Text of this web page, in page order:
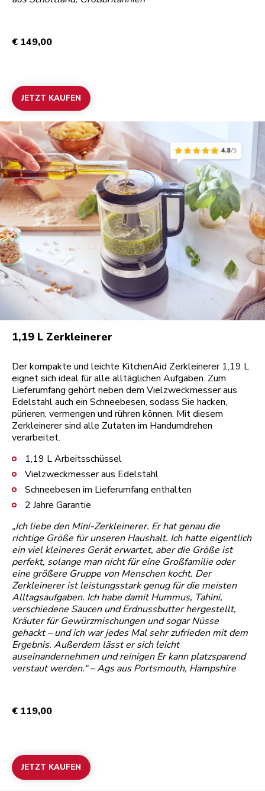
€ 149,00
JETZT KAUFEN
1,19 L Zerkleinerer
Der kompakte und leichte KitchenAid Zerkleinerer 1,19 L
eignet sich ideal für alle alltäglichen Aufgaben. Zum
Lieferumfang gehört neben dem Vielzweckmesser aus
Edelstahl auch ein Schneebesen, sodass Sie hacken,
pürieren, vermengen und rühren können. Mit diesem
Zerkleinerer sind alle Zutaten im Handumdrehen
verarbeitet.
1,19 L Arbeitsschüssel
Vielzweckmesser aus Edelstahl
Schneebesen im Lieferumfang enthalten
2 Jahre Garantie
„Ich liebe den Mini-Zerkleinerer. Er hat genau die
richtige Größe für unseren Haushalt. Ich hatte eigentlich
ein viel kleineres Gerät erwartet, aber die Größe ist
perfekt, solange man nicht für eine Großfamilie oder
eine größere Gruppe von Menschen kocht. Der
Zerkleinerer ist leistungsstark genug für die meisten
Alltagsaufgaben. Ich habe damit Hummus, Tahini,
verschiedene Saucen und Erdnussbutter hergestellt,
Kräuter für Gewürzmischungen und sogar Nüsse
gehackt – und ich war jedes Mal sehr zufrieden mit dem
Ergebnis. Außerdem lässt er sich leicht
auseinandernehmen und reinigen Er kann platzsparend
verstaut werden.“ – Ags aus Portsmouth, Hampshire
€ 119,00
JETZT KAUFEN